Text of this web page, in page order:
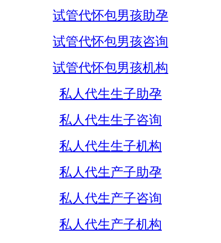
试管代怀包男孩助孕
试管代怀包男孩咨询
试管代怀包男孩机构
私人代生生子助孕
私人代生生子咨询
私人代生生子机构
私人代生产子助孕
私人代生产子咨询
私人代生产子机构